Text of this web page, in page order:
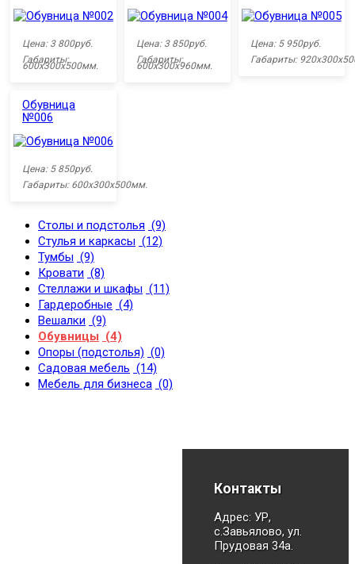
Цена: 3 800руб.
Габариты:
600х300х500мм.
Цена: 3 850руб.
Габариты:
600х300х960мм.
Цена: 5 950руб.
Габариты:
Обувница
№006
Цена: 5 850руб.
Габариты: 600х300х500мм.
Столы и подстолья (9)
Стулья и каркасы (12)
Тумбы (9)
Кровати (8)
Стеллажи и шкафы (11)
Гардеробные (4)
Вешалки (9)
Обувницы (4)
Опоры (подстолья) (0)
Садовая мебель (14)
Мебель для бизнеса (0)
Контакты
Адрес: УР,
с.Завьялово, ул.
Прудовая 34а.